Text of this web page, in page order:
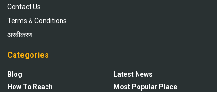
Contact Us
Terms & Conditions
अस्वीकरण
Categories
Blog
How To Reach
Latest News
Most Popular Place